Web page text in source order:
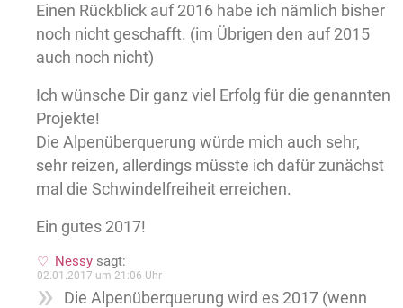
Einen Rückblick auf 2016 habe ich nämlich bisher
noch nicht geschafft. (im Übrigen den auf 2015
auch noch nicht)
Ich wünsche Dir ganz viel Erfolg für die genannten
Projekte!
Die Alpenüberquerung würde mich auch sehr,
sehr reizen, allerdings müsste ich dafür zunächst
mal die Schwindelfreiheit erreichen.
Ein gutes 2017!
Nessy sagt:
02.01.2017 um 21:06 Uhr
Die Alpenüberquerung wird es 2017 (wenn